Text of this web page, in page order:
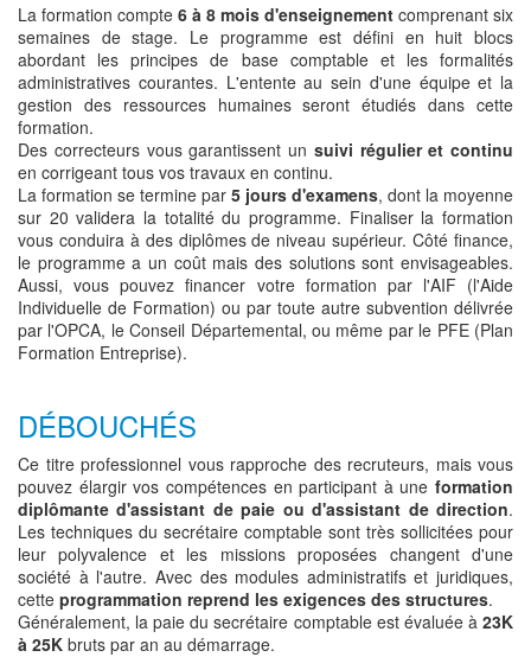
La formation compte 6 à 8 mois d'enseignement comprenant six
semaines de stage. Le programme est défini en huit blocs
abordant les principes de base comptable et les formalités
administratives courantes. L'entente au sein d'une équipe et la
gestion des ressources humaines seront étudiés dans cette
formation.
Des correcteurs vous garantissent un suivi régulier et continu
en corrigeant tous vos travaux en continu.
La formation se termine par 5 jours d'examens, dont la moyenne
sur 20 validera la totalité du programme. Finaliser la formation
vous conduira à des diplômes de niveau supérieur. Côté finance,
le programme a un coût mais des solutions sont envisageables.
Aussi, vous pouvez financer votre formation par l'AIF (l'Aide
Individuelle de Formation) ou par toute autre subvention délivrée
par l'OPCA, le Conseil Départemental, ou même par le PFE (Plan
Formation Entreprise).
DÉBOUCHÉS
Ce titre professionnel vous rapproche des recruteurs, mais vous
pouvez élargir vos compétences en participant à une formation
diplômante d'assistant de paie ou d'assistant de direction.
Les techniques du secrétaire comptable sont très sollicitées pour
leur polyvalence et les missions proposées changent d'une
société à l'autre. Avec des modules administratifs et juridiques,
cette programmation reprend les exigences des structures.
Généralement, la paie du secrétaire comptable est évaluée à 23K
à 25K bruts par an au démarrage.